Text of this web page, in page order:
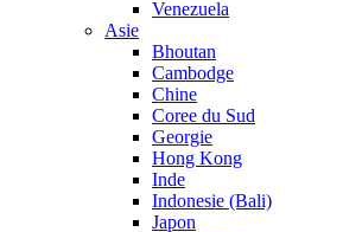
Venezuela
Asie
Bhoutan
Cambodge
Chine
Coree du Sud
Georgie
Hong Kong
Inde
Indonesie (Bali)
Japon